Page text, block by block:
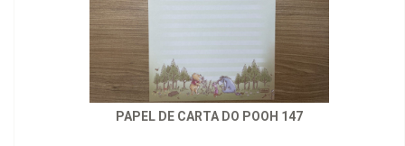
PAPEL DE CARTA DO POOH 147